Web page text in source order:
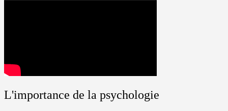
L'importance de la psychologie